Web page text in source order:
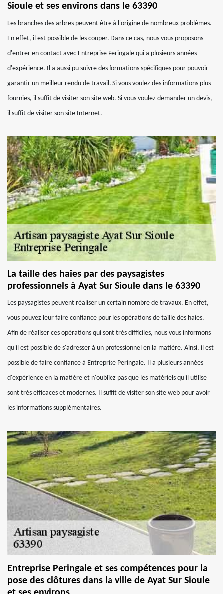
Sioule et ses environs dans le 63390
Les branches des arbres peuvent être à l'origine de nombreux problèmes.
En effet, il est possible de les couper. Dans ce cas, nous vous proposons
d'entrer en contact avec Entreprise Peringale qui a plusieurs années
d'expérience. Il a aussi pu suivre des formations spécifiques pour pouvoir
garantir un meilleur rendu de travail. Si vous voulez des informations plus
fournies, il suffit de visiter son site web. Si vous voulez demander un devis,
il suffit de visiter son site Internet.
La taille des haies par des paysagistes
professionnels à Ayat Sur Sioule dans le 63390
Les paysagistes peuvent réaliser un certain nombre de travaux. En effet,
vous pouvez leur faire confiance pour les opérations de taille des haies.
Afin de réaliser ces opérations qui sont très difficiles, nous vous informons
qu'il est possible de s'adresser à un professionnel en la matière. Ainsi, il est
possible de faire confiance à Entreprise Peringale. Il a plusieurs années
d'expérience en la matière et n'oubliez pas que les matériels qu'il utilise
sont très efficaces et modernes. Il suffit de visiter son site web pour avoir
les informations supplémentaires.
Entreprise Peringale et ses compétences pour la
pose des clôtures dans la ville de Ayat Sur Sioule